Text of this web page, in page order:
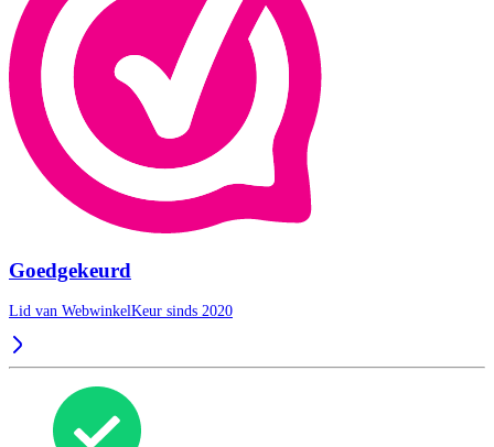
Goedgekeurd
Lid van WebwinkelKeur sinds 2020